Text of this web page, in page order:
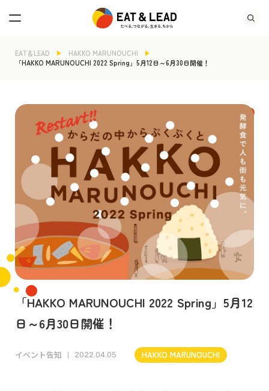
EAT＆LEAD
HAKKO MARUNOUCHI
「HAKKO MARUNOUCHI 2022 Spring」5月12日～6月30日開催！
「HAKKO MARUNOUCHI 2022 Spring」5月12
日～6月30日開催！
イベント告知 2022.04.05 HAKKO MARUNOUCHI